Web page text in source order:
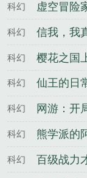
科幻 虚空冒险
科幻 信我，我
科幻 樱花之国
科幻 仙王的日
科幻
网游：开
赋
科幻 熊学派的
科幻 百级战力